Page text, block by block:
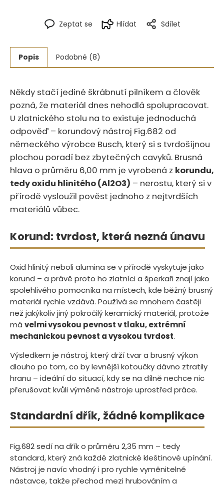
Zeptat se Hlídat Sdílet
Popis Podobné (8)
Někdy stačí jediné škrábnutí pilníkem a člověk
pozná, že materiál dnes nehodlá spolupracovat.‍​‍​‌‌‌​​‌​‌‌‌​‌​​‌​​​‌​​‌‌‌​​‌‌‌​‌
U zlatnického stolu na to existuje jednoduchá
odpověď – korundový nástroj Fig.682 od
německého výrobce Busch, který si s tvrdošíjnou
plochou poradí bez zbytečných cavyků. Brusná
hlava o průměru 6,00 mm je vyrobená z korundu,
tedy oxidu hlinitého (Al2O3) – nerostu, který si v
přírodě vysloužil pověst jednoho z nejtvrdších
materiálů vůbec.
Korund: tvrdost, která nezná únavu
Oxid hlinitý neboli alumina se v přírodě vyskytuje jako
korund – a právě proto ho zlatníci a šperkaři znají jako
spolehlivého pomocníka na místech, kde běžný brusný
materiál rychle vzdává. Používá se mnohem častěji
než jakýkoliv jiný pokročilý keramický materiál, protože
má velmi vysokou pevnost v tlaku, extrémní
mechanickou pevnost a vysokou tvrdost.
Výsledkem je nástroj, který drží tvar a brusný výkon
dlouho po tom, co by levnější kotoučky dávno ztratily
hranu – ideální do situací, kdy se na dílně nechce nic
přerušovat kvůli výměně nástroje uprostřed práce.
Standardní dřík, žádné komplikace
Fig.682 sedí na dřík o průměru 2,35 mm – tedy
standard, který zná každé zlatnické kleštinové upínání.
Nástroj je navíc vhodný i pro rychle vyměnitelné
nástavce, takže přechod mezi hrubováním a